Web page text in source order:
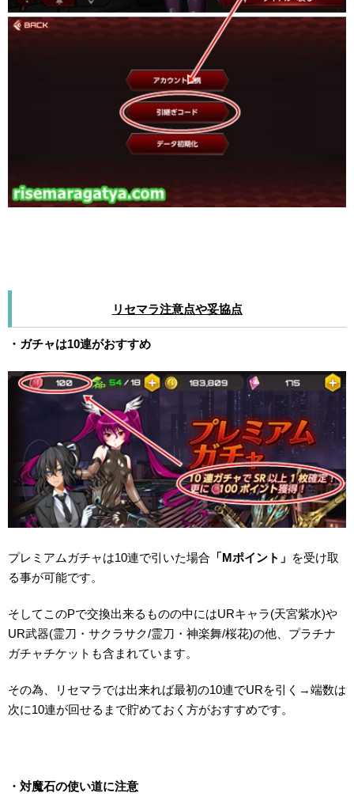
リセマラ注意点や妥協点
・ガチャは10連がおすすめ
プレミアムガチャは10連で引いた場合 「Mポイント」 を受け取
る事が可能です。
そしてこのPで交換出来るものの中にはURキャラ(天宮紫水)や
UR武器(霊刀・サクラサク/霊刀・神楽舞/桜花)の他、プラチナ
ガチャチケットも含まれています。
その為、リセマラでは出来れば最初の10連でURを引く→端数は
次に10連が回せるまで貯めておく方がおすすめです。
・対魔石の使い道に注意